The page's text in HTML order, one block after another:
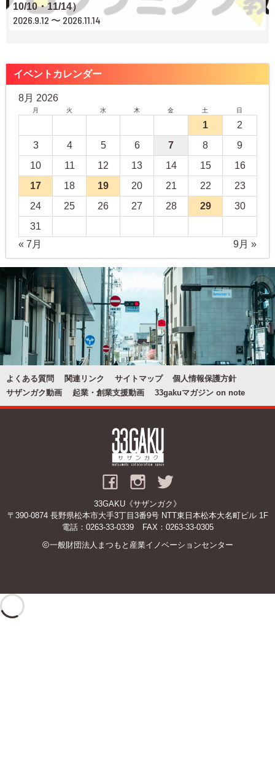
10/10・11/14）
2026.9.12 〜 2026.11.14
イベントカレンダー
8月 2026
月 火 水 木 金 土 日
1
2
3
4 5 6 7 8
9
10
11 12 13 14 15
16
17
18 19 20 21 22
23
24
25 26 27 28 29
30
31
« 7月
9月 »
よくある質問 関連リンク サイトマップ
個人情報保護方針
サザンガク動画
起業・創業支援動画 33gakuマガジン on note
33GAKU《サザンガク》
〒390-0874 長野県松本市大手3丁目3番9号 NTT東日本松本大名町ビル 1F
電話： 0263-33-0339
FAX：0263-33-0305
一般財団法人まつもと産業イノベーションセンター